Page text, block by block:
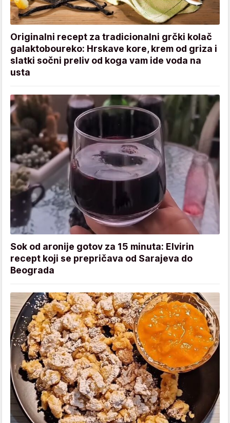
Originalni recept za tradicionalni grčki kolač
galaktoboureko: Hrskave kore, krem od griza i
slatki sočni preliv od koga vam ide voda na
usta
Sok od aronije gotov za 15 minuta: Elvirin
recept koji se prepričava od Sarajeva do
Beograda